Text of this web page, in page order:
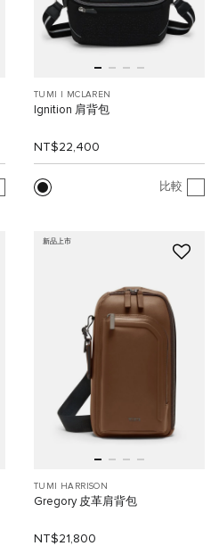
TUMI I MCLAREN
Ignition 肩背包
NT$22,400
比較
新品上市
TUMI HARRISON
Gregory 皮革肩背包
NT$21,800